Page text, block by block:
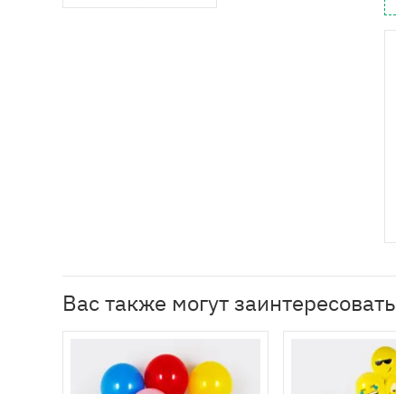
Вас также могут заинтересовать